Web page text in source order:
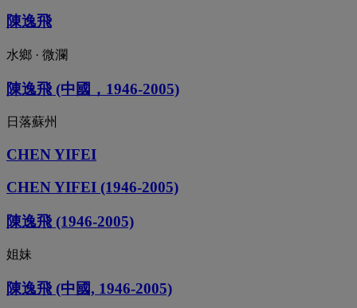
陳逸飛
水鄉 · 微瀾
陳逸飛 (中國，1946-2005)
日落蘇州
CHEN YIFEI
CHEN YIFEI (1946-2005)
陳逸飛 (1946-2005)
姐妹
陳逸飛 (中國, 1946-2005)